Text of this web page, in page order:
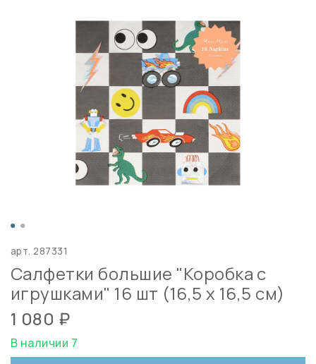
арт.287331
Салфетки большие "Коробка с
игрушками" 16 шт (16,5 x 16,5 см)
1 080 ₽
В наличии 7